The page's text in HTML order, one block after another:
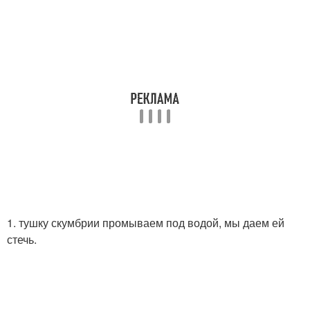
1. тушку скумбрии промываем под водой, мы даем ей
стечь.